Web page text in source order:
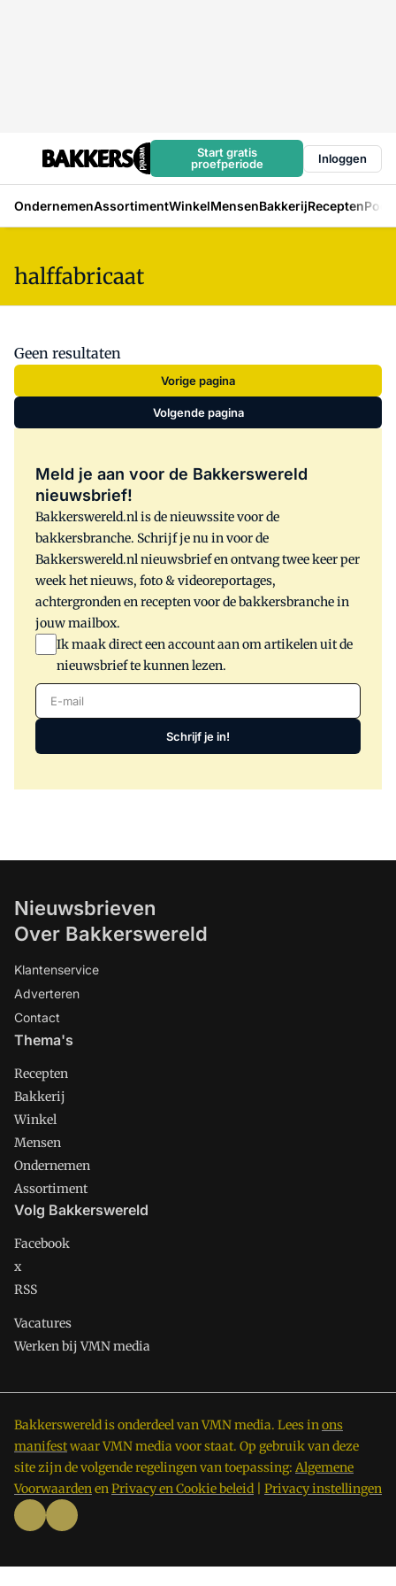
Start gratis
proefperiode
Inloggen
OndernemenAssortimentWinkelMensenBakkerijRecepten
halffabricaat
Geen resultaten
Vorige pagina
Volgende pagina
Meld je aan voor de Bakkerswereld
nieuwsbrief!
Bakkerswereld.nl is de nieuwssite voor de
bakkersbranche. Schrijf je nu in voor de
Bakkerswereld.nl nieuwsbrief en ontvang twee keer per
week het nieuws, foto & videoreportages,
achtergronden en recepten voor de bakkersbranche in
jouw mailbox.
Ik maak direct een account aan om artikelen uit de
nieuwsbrief te kunnen lezen.
E-mail
Schrijf je in!
Nieuwsbrieven
Over Bakkerswereld
Klantenservice
Adverteren
Contact
Thema's
Recepten
Bakkerij
Winkel
Mensen
Ondernemen
Assortiment
Volg Bakkerswereld
Facebook
x
RSS
Vacatures
Werken bij VMN media
Bakkerswereld is onderdeel van VMN media. Lees inons
manifestwaar VMN media voor staat. Op gebruik van deze
site zijn de volgende regelingen van toepassing: Algemene
VoorwaardenenPrivacy en Cookie beleid Privacy instellingen